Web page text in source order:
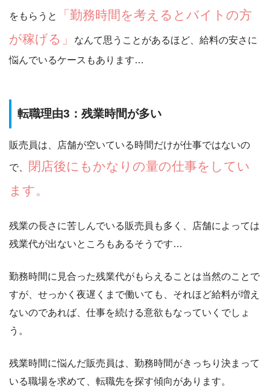
をもらうと
「勤務時間を考えるとバイトの方
が稼げる」
なんて思うことがあるほど、給料の安さに
悩んでいるケースもあります…
転職理由3：残業時間が多い
販売員は、店舗が空いている時間だけが仕事ではないの
で、
閉店後にもかなりの量の仕事をしてい
ます。
残業の長さに苦しんでいる販売員も多く、店舗によっては
残業代が出ないところもあるそうです…
勤務時間に見合った残業代がもらえることは当然のことで
すが、せっかく夜遅くまで働いても、それほど給料が増え
ないのであれば、仕事を続ける意欲もなっていくでしょ
う。
残業時間に悩んだ販売員は、勤務時間がきっちり決まって
いる職場を求めて、転職先を探す傾向があります。